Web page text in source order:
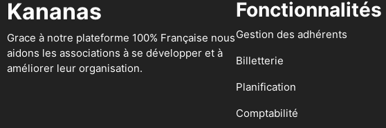
Kananas
Grace à notre plateforme 100% Française nous
aidons les associations à se développer et à
améliorer leur organisation.
Fonctionnalités
Gestion des adhérents
Billetterie
Planification
Comptabilité